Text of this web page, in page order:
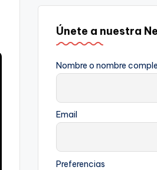
Únete a nuestra
Nombre o nombre
Email
Preferencias